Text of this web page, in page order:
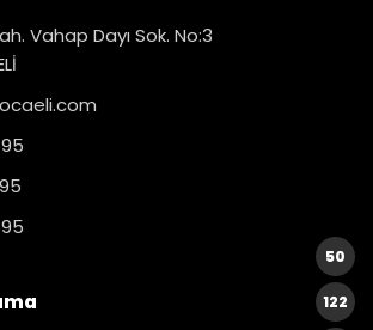
Vahap Dayı Sok. No:3
50
122